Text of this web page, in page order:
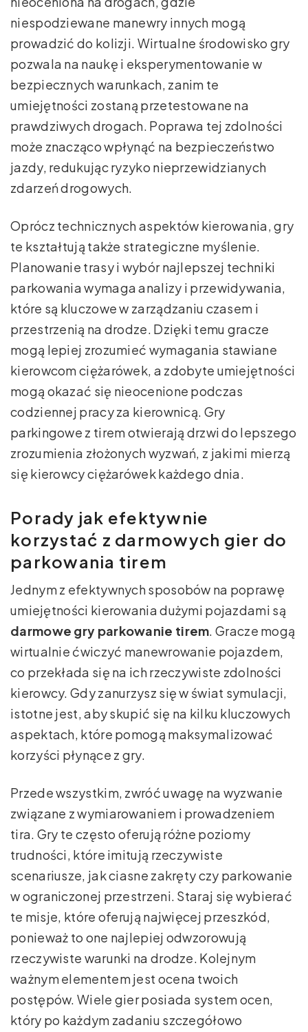
niespodziewane manewry innych mogą
prowadzić do kolizji. Wirtualne środowisko gry
pozwala na naukę i eksperymentowanie w
bezpiecznych warunkach, zanim te
umiejętności zostaną przetestowane na
prawdziwych drogach. Poprawa tej zdolności
może znacząco wpłynąć na bezpieczeństwo
jazdy, redukując ryzyko nieprzewidzianych
zdarzeń drogowych.
Oprócz technicznych aspektów kierowania, gry
te kształtują także strategiczne myślenie.
Planowanie trasy i wybór najlepszej techniki
parkowania wymaga analizy i przewidywania,
które są kluczowe w zarządzaniu czasem i
przestrzenią na drodze. Dzięki temu gracze
mogą lepiej zrozumieć wymagania stawiane
kierowcom ciężarówek, a zdobyte umiejętności
mogą okazać się nieocenione podczas
codziennej pracy za kierownicą. Gry
parkingowe z tirem otwierają drzwi do lepszego
zrozumienia złożonych wyzwań, z jakimi mierzą
się kierowcy ciężarówek każdego dnia.
Porady jak efektywnie
korzystać z darmowych gier do
parkowania tirem
Jednym z efektywnych sposobów na poprawę
umiejętności kierowania dużymi pojazdami są
darmowe gry parkowanie tirem. Gracze mogą
wirtualnie ćwiczyć manewrowanie pojazdem,
co przekłada się na ich rzeczywiste zdolności
kierowcy. Gdy zanurzysz się w świat symulacji,
istotne jest, aby skupić się na kilku kluczowych
aspektach, które pomogą maksymalizować
korzyści płynące z gry.
Przede wszystkim, zwróć uwagę na wyzwanie
związane z wymiarowaniem i prowadzeniem
tira. Gry te często oferują różne poziomy
trudności, które imitują rzeczywiste
scenariusze, jak ciasne zakręty czy parkowanie
w ograniczonej przestrzeni. Staraj się wybierać
te misje, które oferują najwięcej przeszkód,
ponieważ to one najlepiej odwzorowują
rzeczywiste warunki na drodze. Kolejnym
ważnym elementem jest ocena twoich
postępów. Wiele gier posiada system ocen,
który po każdym zadaniu szczegółowo